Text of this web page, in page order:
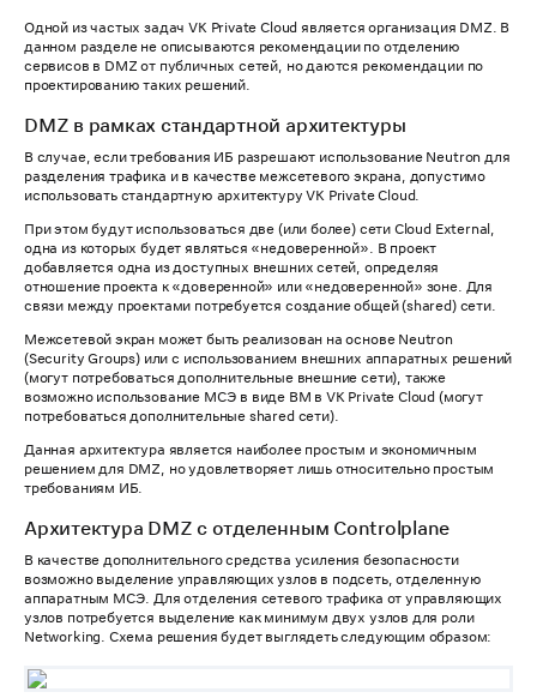
Одной из частых задач VK Private Cloud является организация DMZ. В
данном разделе не описываются рекомендации по отделению
сервисов в DMZ от публичных сетей, но даются рекомендации по
проектированию таких решений.
DMZ в рамках стандартной архитектуры
В случае, если требования ИБ разрешают использование Neutron для
разделения трафика и в качестве межсетевого экрана, допустимо
использовать стандартную архитектуру VK Private Cloud.
При этом будут использоваться две (или более) сети Cloud External,
одна из которых будет являться «недоверенной». В проект
добавляется одна из доступных внешних сетей, определяя
отношение проекта к «доверенной» или «недоверенной» зоне. Для
связи между проектами потребуется создание общей (shared) сети.
Межсетевой экран может быть реализован на основе Neutron
(Security Groups) или с использованием внешних аппаратных решений
(могут потребоваться дополнительные внешние сети), также
возможно использование МСЭ в виде ВМ в VK Private Cloud (могут
потребоваться дополнительные shared сети).
Данная архитектура является наиболее простым и экономичным
решением для DMZ, но удовлетворяет лишь относительно простым
требованиям ИБ.
Архитектура DMZ с отделенным Controlplane
В качестве дополнительного средства усиления безопасности
возможно выделение управляющих узлов в подсеть, отделенную
аппаратным МСЭ. Для отделения сетевого трафика от управляющих
узлов потребуется выделение как минимум двух узлов для роли
Networking. Схема решения будет выглядеть следующим образом: